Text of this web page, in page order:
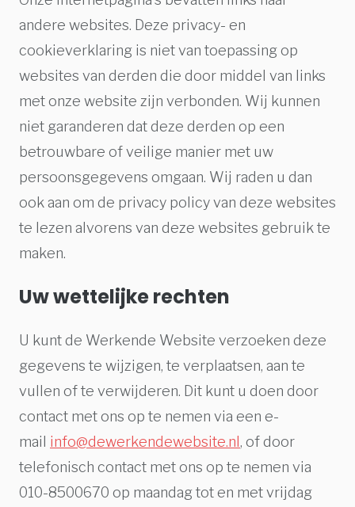
andere websites. Deze privacy- en
cookieverklaring is niet van toepassing op
websites van derden die door middel van links
met onze website zijn verbonden. Wij kunnen
niet garanderen dat deze derden op een
betrouwbare of veilige manier met uw
persoonsgegevens omgaan. Wij raden u dan
ook aan om de privacy policy van deze websites
te lezen alvorens van deze websites gebruik te
maken.
Uw wettelijke rechten
U kunt de Werkende Website verzoeken deze
gegevens te wijzigen, te verplaatsen, aan te
vullen of te verwijderen. Dit kunt u doen door
contact met ons op te nemen via een e-
mail info@dewerkendewebsite.nl , of door
telefonisch contact met ons op te nemen via
010-8500670 op maandag tot en met vrijdag